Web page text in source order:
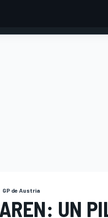
GP de Austria
UN